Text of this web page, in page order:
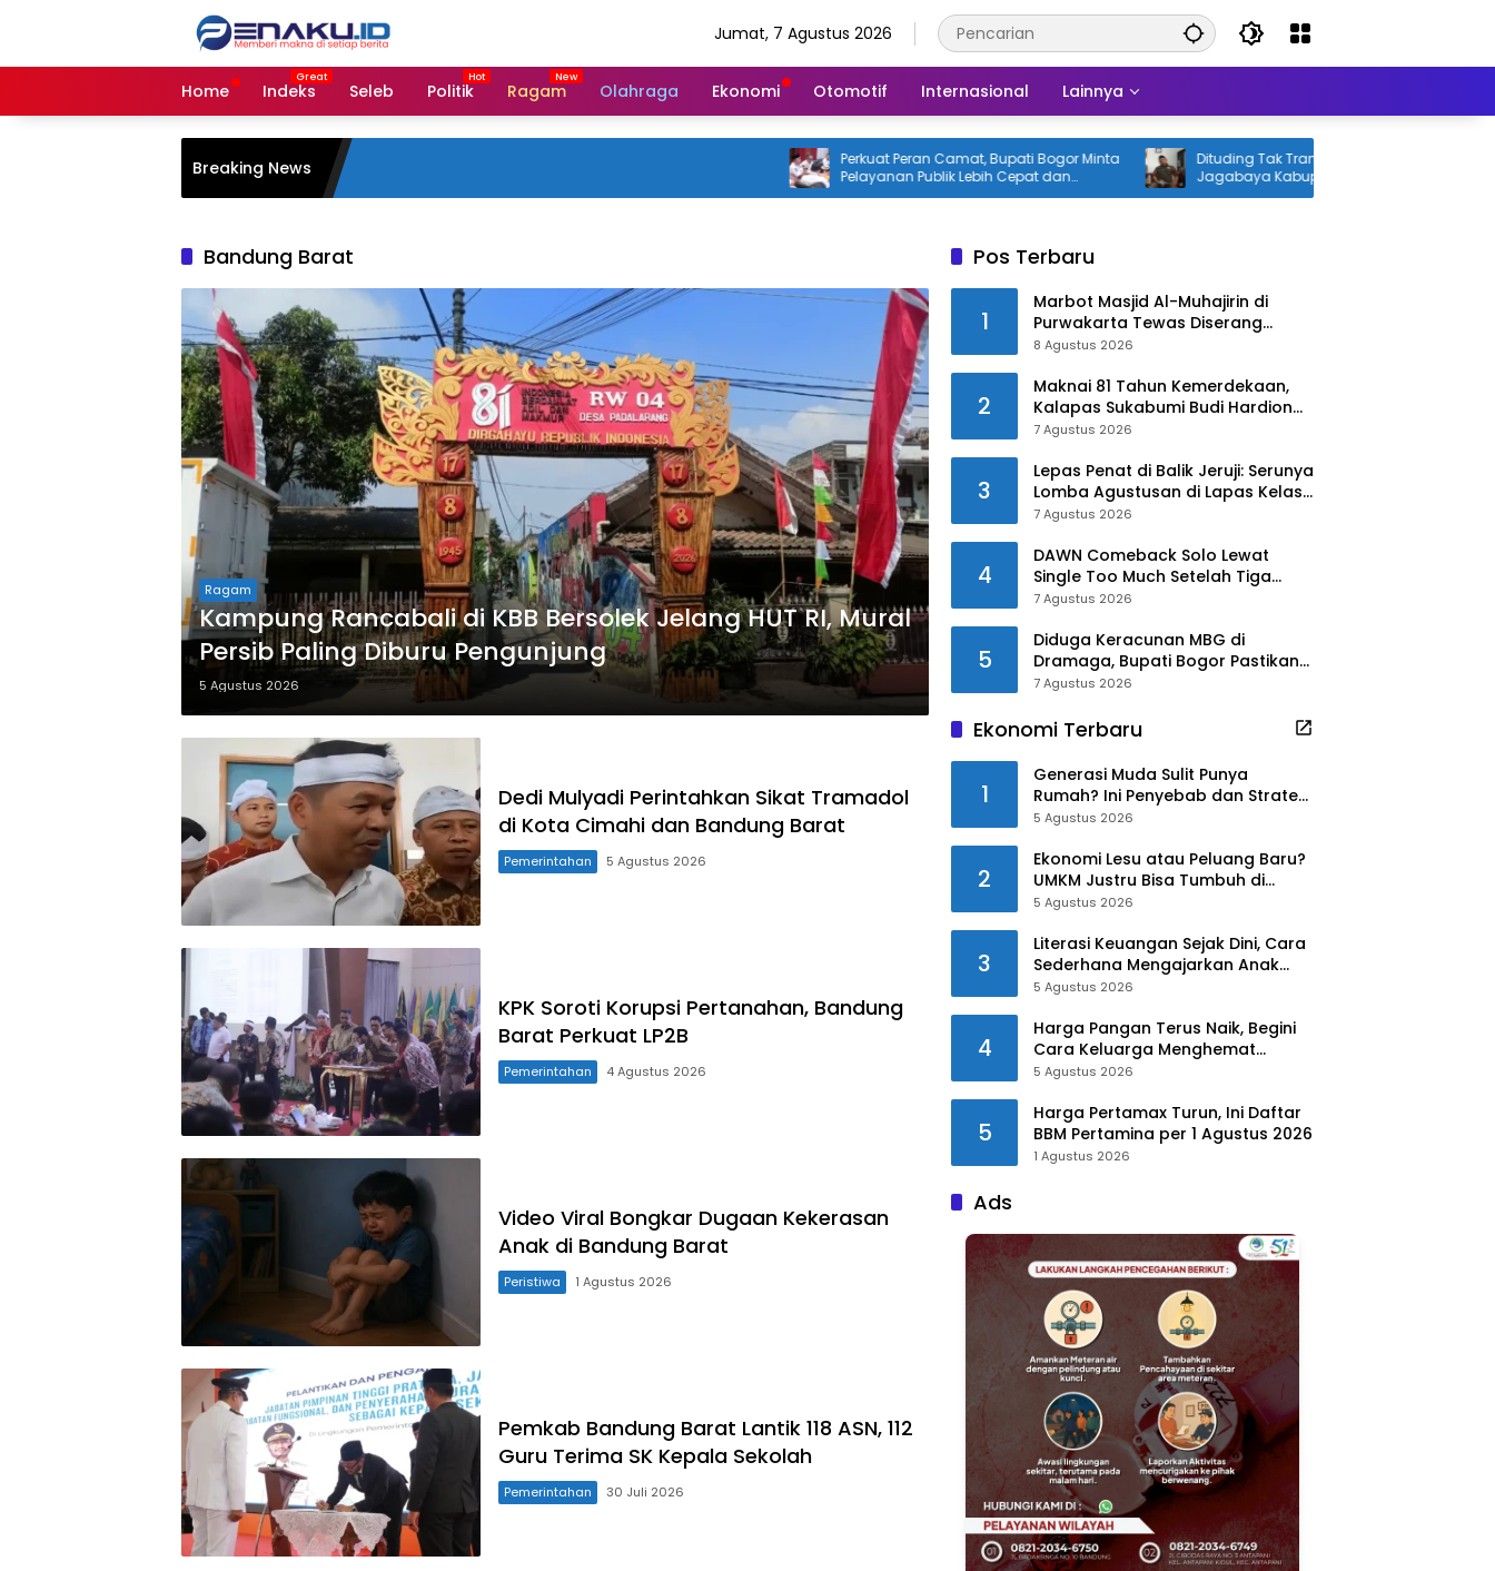
Jumat, 7 Agustus 2026
Home Indeks Seleb Politik Ragam Olahraga Ekonomi Otomotif Internasional Lainnya
Breaking News
Perkuat Peran Camat, Bupati Bogor Minta
Pelayanan Publik Lebih Cepat dan
Responsif
Dituding Tak Transparan, Kades
Jagabaya Kabupaten Bandung Angkat
Bicara
Bandung Barat
Ragam
Kampung Rancabali di KBB Bersolek Jelang HUT RI, Mural
Persib Paling Diburu Pengunjung
5 Agustus 2026
Dedi Mulyadi Perintahkan Sikat Tramadol
di Kota Cimahi dan Bandung Barat
Pemerintahan 5 Agustus 2026
KPK Soroti Korupsi Pertanahan, Bandung
Barat Perkuat LP2B
Pemerintahan 4 Agustus 2026
Video Viral Bongkar Dugaan Kekerasan
Anak di Bandung Barat
Peristiwa 1 Agustus 2026
Pemkab Bandung Barat Lantik 118 ASN, 112
Guru Terima SK Kepala Sekolah
Pemerintahan 30 Juli 2026
Pos Terbaru
1
Marbot Masjid Al-Muhajirin di
Purwakarta Tewas Diserang
Jelang Salat Zuhur
8 Agustus 2026
2
Maknai 81 Tahun Kemerdekaan,
Kalapas Sukabumi Budi Hardiono
Turun Langsung Salurkan Bantuan
7 Agustus 2026
3
Lepas Penat di Balik Jeruji: Serunya
Lomba Agustusan di Lapas Kelas
IIB Sukabumi
7 Agustus 2026
4
DAWN Comeback Solo Lewat
Single Too Much Setelah Tiga
Tahun
7 Agustus 2026
5
Diduga Keracunan MBG di
Dramaga, Bupati Bogor Pastikan
Pengobatan Gratis!!
7 Agustus 2026
Ekonomi Terbaru
1
Generasi Muda Sulit Punya
Rumah? Ini Penyebab dan Strategi
Mengatasinya
5 Agustus 2026
2
Ekonomi Lesu atau Peluang Baru?
UMKM Justru Bisa Tumbuh di
Tengah Ketidakpastian
5 Agustus 2026
3
Literasi Keuangan Sejak Dini, Cara
Sederhana Mengajarkan Anak
Mengelola Uang
5 Agustus 2026
4
Harga Pangan Terus Naik, Begini
Cara Keluarga Menghemat
Belanja
5 Agustus 2026
5
Harga Pertamax Turun, Ini Daftar
BBM Pertamina per 1 Agustus 2026
1 Agustus 2026
Ads